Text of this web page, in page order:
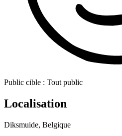
Public cible : Tout public
Localisation
Diksmuide, Belgique